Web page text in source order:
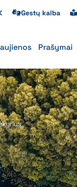
Gestų kalba
Prašymai